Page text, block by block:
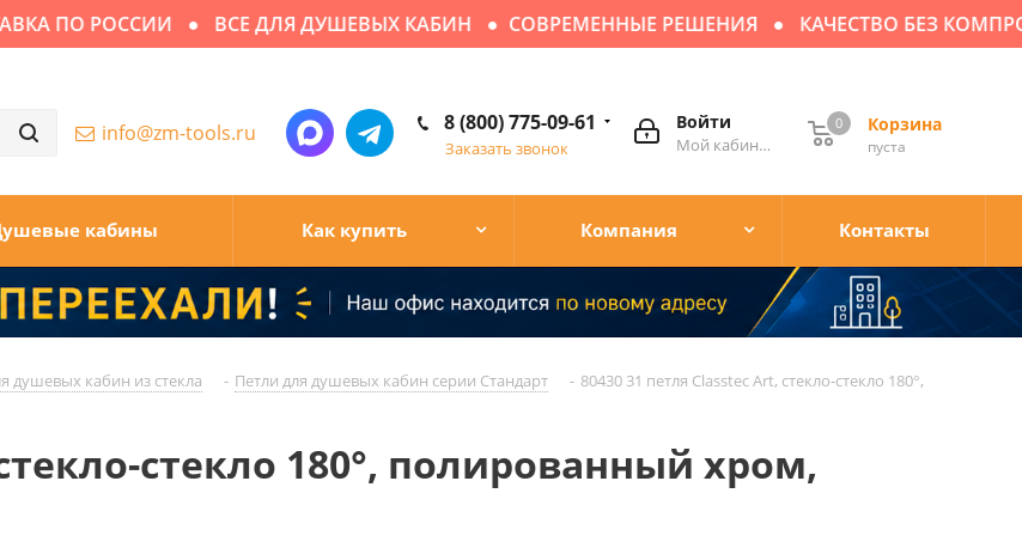
ПО РОССИИ ВСЕ ДЛЯ ДУШЕВЫХ КАБИН СОВРЕМЕННЫЕ РЕШЕНИЯ КАЧЕСТВО БЕЗ
Корзина
пуста
0
Войти
Мой кабинет
8 (800) 775-09-61
Заказать звонок
info@zm-tools.ru
кабины Как купить Компания Контакты
душевых кабин из стекла - Петли для душевых кабин серии Стандарт - 80430 31 петля Classtec Art, стекло-стекло 180°,
стекло 180°, полированный хром,